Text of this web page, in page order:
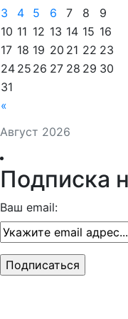
Август 2026
«
3
4 5 6 7 8
9
10 11 12 13 14 15 16
17 18 19 20 21 22 23
24 25 26 27 28 29 30
31
Подписка
Ваш email: